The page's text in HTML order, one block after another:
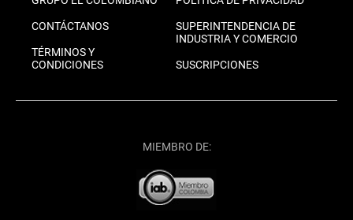
CONTÁCTANOS
TÉRMINOS Y
CONDICIONES
SUPERINTENDENCIA DE
INDUSTRIA Y COMERCIO
SUSCRIPCIONES
MIEMBRO DE: